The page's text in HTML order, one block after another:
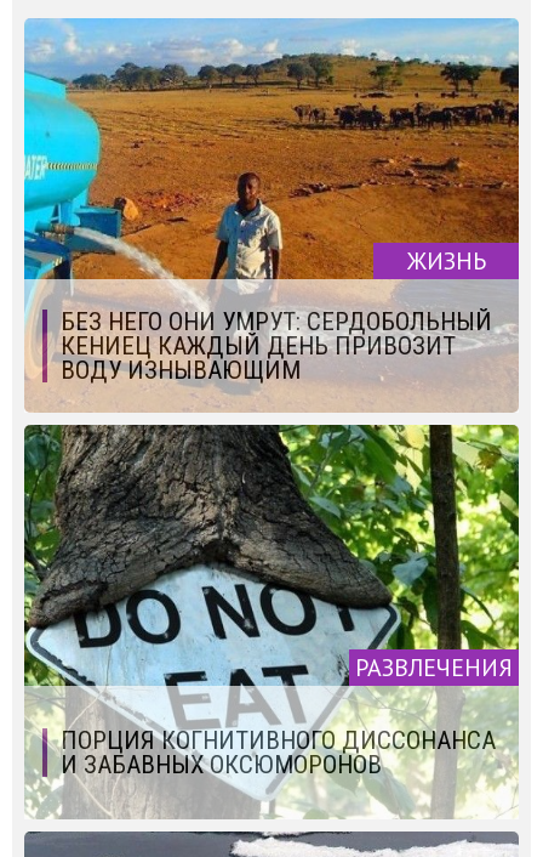
ЖИЗНЬ
БЕЗ НЕГО ОНИ УМРУТ: СЕРДОБОЛЬНЫЙ
КЕНИЕЦ КАЖДЫЙ ДЕНЬ ПРИВОЗИТ
ВОДУ ИЗНЫВАЮЩИМ
РАЗВЛЕЧЕНИЯ
ПОРЦИЯ КОГНИТИВНОГО ДИССОНАНСА
И ЗАБАВНЫХ ОКСЮМОРОНОВ